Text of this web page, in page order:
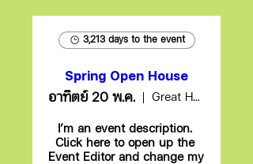
3,213 days to the event
Spring Open House
อาทิตย์ 20 พ.ค. Great Hall, Brockway Community College
I’m an event description.
Click here to open up the
Event Editor and change my